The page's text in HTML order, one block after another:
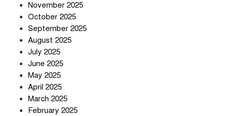
November 2025
October 2025
September 2025
August 2025
July 2025
June 2025
May 2025
April 2025
March 2025
February 2025